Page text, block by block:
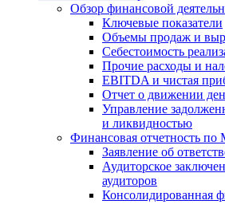
Обзор финансовой
Ключевые показатели
Объемы продаж и
Себестоимость
Прочие расходы и
EBITDA и чистая
Отчет о движении
Управление
и ликвидностью
Финансовая отчетность
Заявление об
Аудиторское
аудиторов
Консолидированная